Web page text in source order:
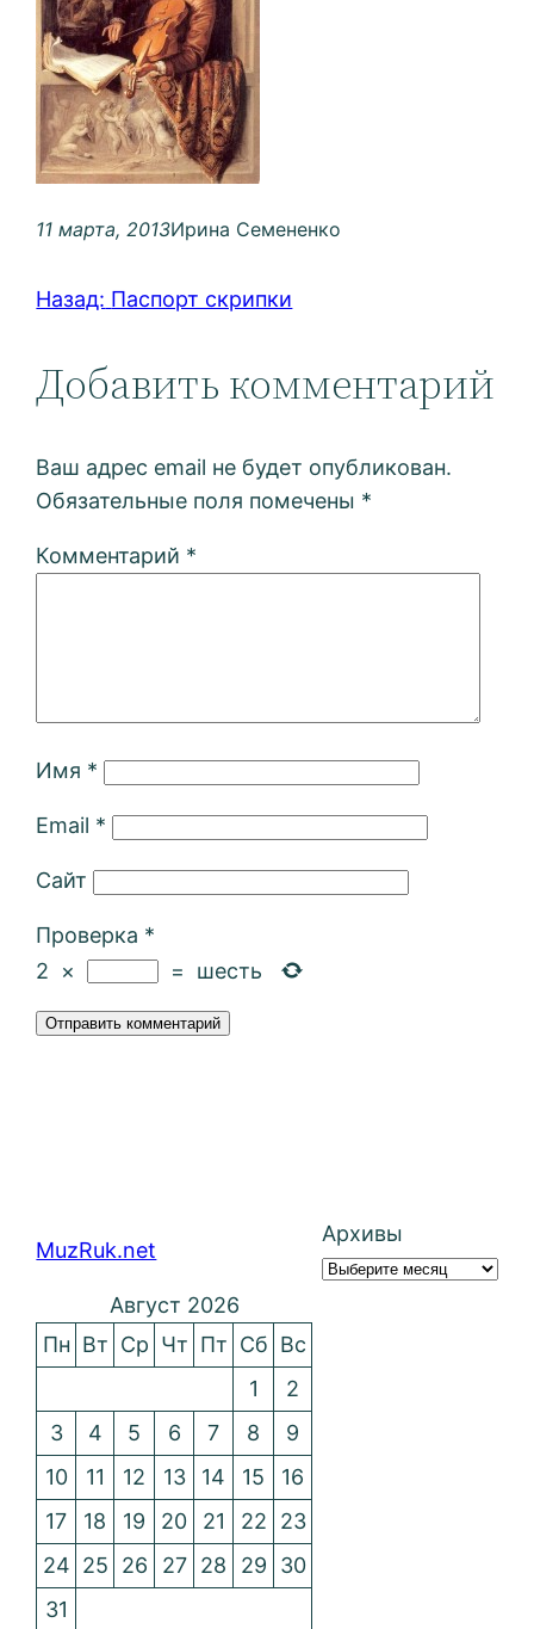
11 марта, 2013Ирина Семененко
Назад: Паспорт скрипки
Добавить комментарий
Ваш адрес email не будет опубликован.
Обязательные поля помечены *
Комментарий *
Имя *
Email *
Сайт
Проверка *
2
× = шесть
MuzRuk.net
Архивы
Август 2026
Пн Вт Ср Чт Пт Сб Вс
1
2
3
4 5 6 7 8
9
10
11 12 13 14 15
16
17
18 19 20 21 22
23
24 25 26 27 28 29
30
31